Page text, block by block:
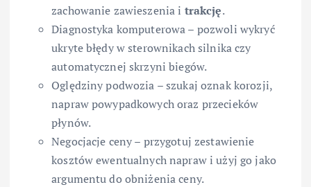
zachowanie zawieszenia i trakcję.
Diagnostyka komputerowa – pozwoli wykryć
ukryte błędy w sterownikach silnika czy
automatycznej skrzyni biegów.
Oględziny podwozia – szukaj oznak korozji,
napraw powypadkowych oraz przecieków
płynów.
Negocjacje ceny – przygotuj zestawienie
kosztów ewentualnych napraw i użyj go jako
argumentu do obniżenia ceny.